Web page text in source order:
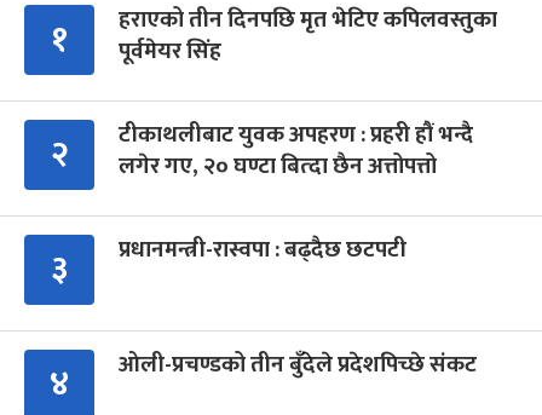
१
हराएको तीन दिनपछि मृत भेटिए कपिलवस्तुका
पूर्वमेयर सिंह
२
टीकाथलीबाट युवक अपहरण : प्रहरी हौं भन्दै
लगेर गए, २० घण्टा बित्दा छैन अत्तोपत्तो
३ प्रधानमन्त्री-रास्वपा : बढ्दैछ छटपटी
४ ओली-प्रचण्डको तीन बुँदेले प्रदेशपिच्छे संकट